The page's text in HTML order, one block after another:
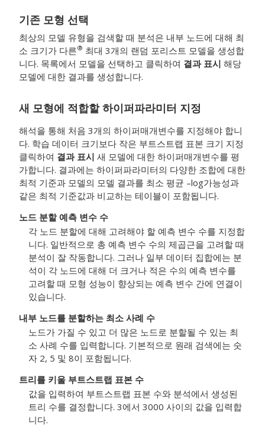
기존 모형 선택
최상의 모델 유형을 검색할 때 분석은 내부 노드에 대해 최
소 크기가 다른® 최대 3개의 랜덤 포리스트 모델을 생성합
니다. 목록에서 모델을 선택하고 클릭하여 결과 표시 해당
모델에 대한 결과를 생성합니다.
새 모형에 적합할 하이퍼파라미터 지정
해석을 통해 처음 3개의 하이퍼매개변수를 지정해야 합니
다. 학습 데이터 크기보다 작은 부트스트랩 표본 크기 지정
클릭하여 결과 표시 새 모델에 대한 하이퍼매개변수를 평
가합니다. 결과에는 하이퍼파라미터의 다양한 조합에 대한
최적 기준과 모델의 모델 결과를 최소 평균 –log가능성과
같은 최적 기준값과 비교하는 테이블이 포함됩니다.
노드 분할 예측 변수 수
각 노드 분할에 대해 고려해야 할 예측 변수 수를 지정합
니다. 일반적으로 총 예측 변수 수의 제곱근을 고려할 때
분석이 잘 작동합니다. 그러나 일부 데이터 집합에는 분
석이 각 노드에 대해 더 크거나 적은 수의 예측 변수를
고려할 때 모형 성능이 향상되는 예측 변수 간에 연결이
있습니다.
내부 노드를 분할하는 최소 사례 수
노드가 가질 수 있고 더 많은 노드로 분할될 수 있는 최
소 사례 수를 입력합니다. 기본적으로 원래 검색에는 숫
자 2, 5 및 8이 포함됩니다.
트리를 키울 부트스트랩 표본 수
값을 입력하여 부트스트랩 표본 수와 분석에서 생성된
트리 수를 결정합니다. 3에서 3000 사이의 값을 입력합
니다.